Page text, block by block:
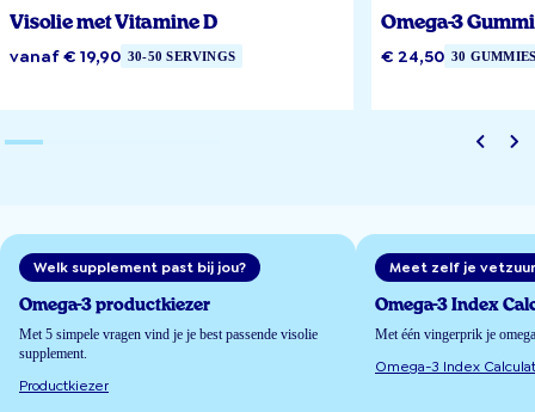
Visolie met Vitamine D
vanaf € 19,90 30-50 SERVINGS
Omega-3
€ 24,50 30
Welk supplement past bij jou?
Omega-3 productkiezer
Met 5 simpele vragen vind je je best passende visolie
supplement.
Productkiezer
Meet zelf je
Omega-3 Index
Met één vingerprik je
Omega-3 Index